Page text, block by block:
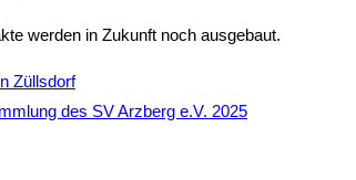
werden in Zukunft noch ausgebaut.
Züllsdorf
des SV Arzberg e.V. 2025